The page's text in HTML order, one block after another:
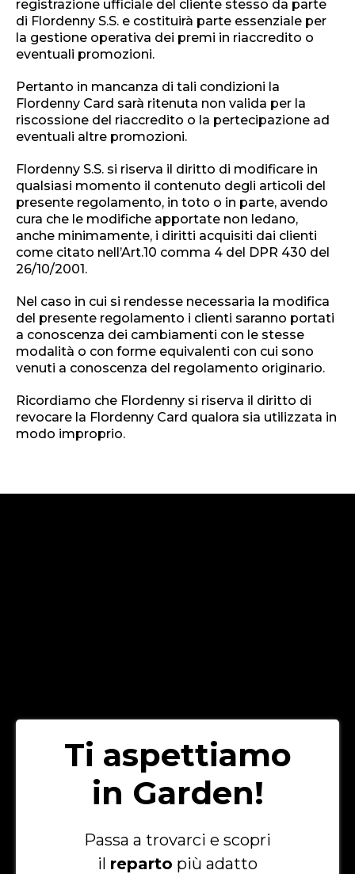
registrazione ufficiale del cliente stesso da parte
di Flordenny S.S. e costituirà parte essenziale per
la gestione operativa dei premi in riaccredito o
eventuali promozioni.
Pertanto in mancanza di tali condizioni la
Flordenny Card sarà ritenuta non valida per la
riscossione del riaccredito o la pertecipazione ad
eventuali altre promozioni.
Flordenny S.S. si riserva il diritto di modificare in
qualsiasi momento il contenuto degli articoli del
presente regolamento, in toto o in parte, avendo
cura che le modifiche apportate non ledano,
anche minimamente, i diritti acquisiti dai clienti
come citato nell’Art.10 comma 4 del DPR 430 del
26/10/2001.
Nel caso in cui si rendesse necessaria la modifica
del presente regolamento i clienti saranno portati
a conoscenza dei cambiamenti con le stesse
modalità o con forme equivalenti con cui sono
venuti a conoscenza del regolamento originario.
Ricordiamo che Flordenny si riserva il diritto di
revocare la Flordenny Card qualora sia utilizzata in
modo improprio.
Ti aspettiamo
in Garden!
Passa a trovarci e scopri
il reparto più adatto